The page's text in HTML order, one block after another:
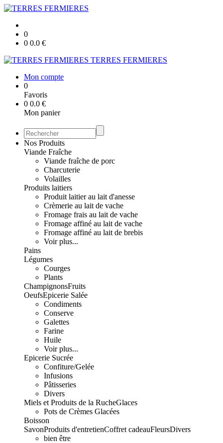
0
0 0.0 €
TERRES FERMIERES
Mon compte
0
Favoris
0 0.0 €
Mon panier
Nos Produits
Viande Fraîche
Viande fraîche de porc
Charcuterie
Volailles
Produits laitiers
Produit laitier au lait d'anesse
Crèmerie au lait de vache
Fromage frais au lait de vache
Fromage affiné au lait de vache
Fromage affiné au lait de brebis
Voir plus...
Pains
Légumes
Courges
Plants
ChampignonsFruits
OeufsEpicerie Salée
Condiments
Conserve
Galettes
Farine
Huile
Voir plus...
Epicerie Sucrée
Confiture/Gelée
Infusions
Pâtisseries
Divers
Miels et Produits de la RucheGlaces
Pots de Crèmes Glacées
Boisson
SavonProduits d'entretienCoffret cadeauFleursDivers
bien être